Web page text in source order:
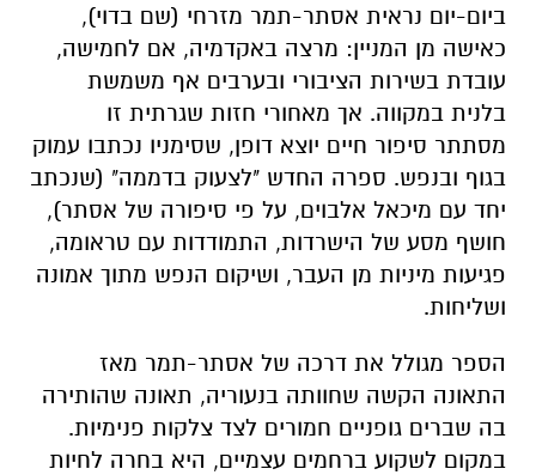
ביום-יום נראית אסתר-תמר מזרחי (שם בדוי),
כאישה מן המניין: מרצה באקדמיה, אם לחמישה,
עובדת בשירות הציבורי ובערבים אף משמשת
בלנית במקווה. אך מאחורי חזות שגרתית זו
מסתתר סיפור חיים יוצא דופן, שסימניו נכתבו עמוק
בגוף ובנפש. ספרה החדש "לצעוק בדממה" (שנכתב
יחד עם מיכאל אלבוים, על פי סיפורה של אסתר),
חושף מסע של הישרדות, התמודדות עם טראומה,
פגיעות מיניות מן העבר, ושיקום הנפש מתוך אמונה
ושליחות.
הספר מגולל את דרכה של אסתר-תמר מאז
התאונה הקשה שחוותה בנעוריה, תאונה שהותירה
בה שברים גופניים חמורים לצד צלקות פנימיות.
במקום לשקוע ברחמים עצמיים, היא בחרה לחיות